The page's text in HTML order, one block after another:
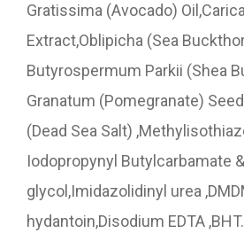
Gratissima (Avocado)
Extract,Oblipicha (Sea
Butyrospermum Parkii (Shea
Granatum (Pomegranate) Seed
(Dead Sea Salt)
Iodopropynyl Butylcarbamate
glycol,Imidazolidinyl urea
hydantoin,Disodium EDTA